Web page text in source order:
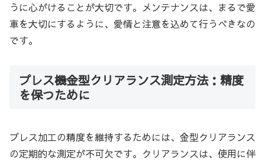
うに心がけることが大切です。メンテナンスは、まるで愛
車を大切にするように、愛情と注意を込めて行うべきなの
です。
プレス機金型クリアランス測定方法：精度
を保つために
プレス加工の精度を維持するためには、金型クリアランス
の定期的な測定が不可欠です。クリアランスは、使用に伴